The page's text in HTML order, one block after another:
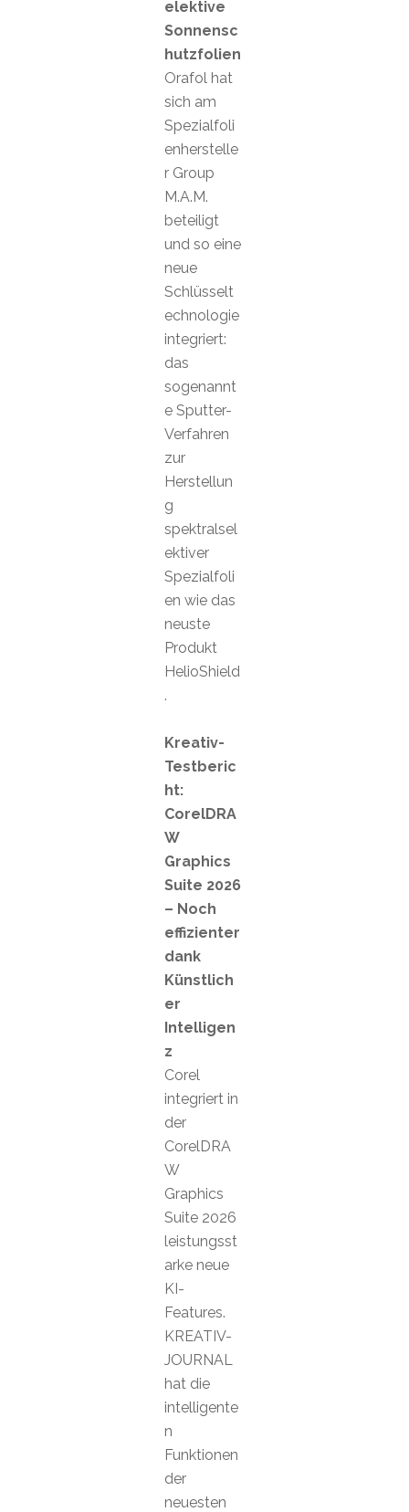
elektive
Sonnensc
hutzfolien
Orafol hat
sich am
Spezialfoli
enherstelle
r Group
M.A.M.
beteiligt
und so eine
neue
Schlüsselt
echnologie
integriert:
das
sogenannt
e Sputter-
Verfahren
zur
Herstellun
g
spektralsel
ektiver
Spezialfoli
en wie das
neuste
Produkt
HelioShield
.
Kreativ-
Testberic
ht:
CorelDRA
W
Graphics
Suite 2026
– Noch
effizienter
dank
Künstlich
er
Intelligen
z
Corel
integriert in
der
CorelDRA
W
Graphics
Suite 2026
leistungsst
arke neue
KI-
Features.
KREATIV-
JOURNAL
hat die
intelligente
n
Funktionen
der
neuesten